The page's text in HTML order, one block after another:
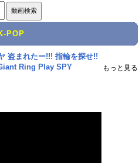
POP
盗まれたー!!! 指輪を探せ!!
Ring Play SPY
もっと見る